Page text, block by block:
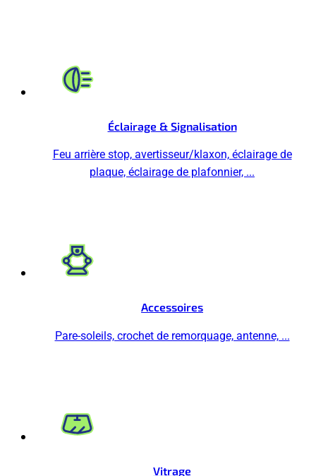
Éclairage & Signalisation
Feu arrière stop, avertisseur/klaxon, éclairage de
plaque, éclairage de plafonnier, ...
Accessoires
Pare-soleils, crochet de remorquage, antenne, ...
Vitrage